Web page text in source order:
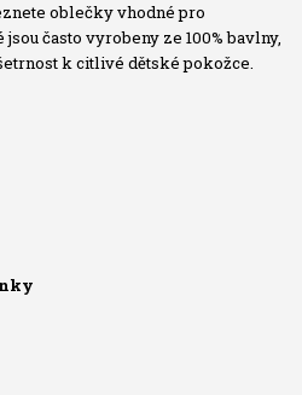
oblečky vhodné pro
často vyrobeny ze 100% bavlny,
k citlivé dětské pokožce.